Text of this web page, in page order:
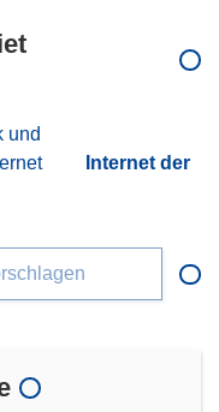
und
Internet der